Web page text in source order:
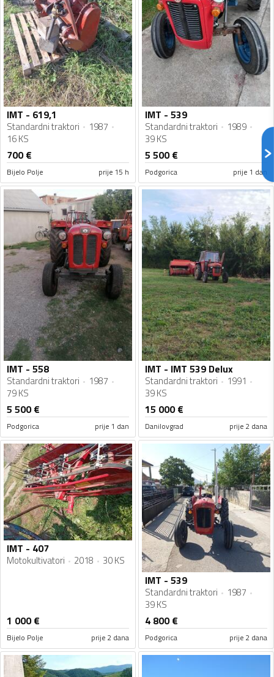
IMT - 619,1
Standardni traktori
1987
16 KS
700€
Bijelo Polje prije 15 h
IMT - 539
Standardni traktori
1989
39 KS
5 500€
Podgorica prije 1 dan
IMT - 558
Standardni traktori
1987
79 KS
5 500€
Podgorica prije 1 dan
IMT - IMT 539 Delux
Standardni traktori
1991
39 KS
15 000€
Danilovgrad prije 2 dana
IMT - 407
Motokultivatori 2018 30 KS
1 000€
Bijelo Polje prije 2 dana
IMT - 539
Standardni traktori
1987
39 KS
4 800€
Podgorica prije 2 dana